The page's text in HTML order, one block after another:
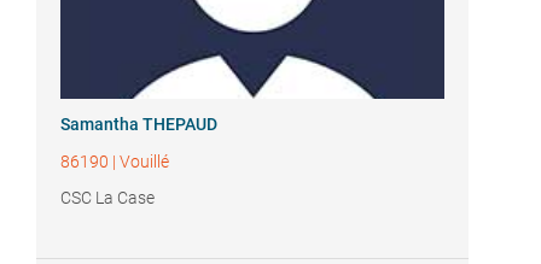
Samantha THEPAUD
86190 | Vouillé
CSC La Case